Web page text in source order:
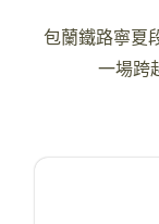
包蘭鐵路寧夏
一場跨